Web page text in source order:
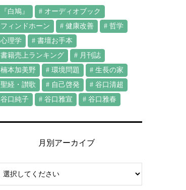
『白鳩』
オーディオブック
フィンドホーン
健康改善
哲学
心理学
書壇お手本
書籍売上ランキング
月刊誌
楠本加美野
環境問題
生長の家
聖経・讃歌
自己啓発
谷口清超
谷口純子
谷口雅宣 谷口雅春
月別アーカイブ